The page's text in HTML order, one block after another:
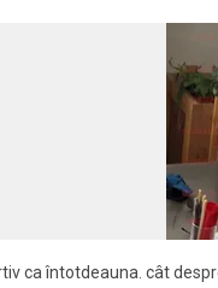
ca întotdeauna. cât